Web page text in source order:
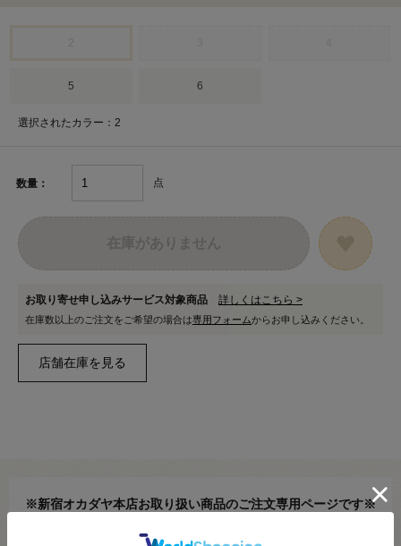
5 6
選択されたカラー：2
数量： 点
お取り寄せ申し込みサービス対象商品 詳しくはこちら >
在庫数以上のご注文をご希望の場合は専用フォームからお申し込みください。
※新宿オカダヤ本店お取り扱い商品のご注文専用ページです※
こちらのページは、店頭にてあらかじめ商品詳細および商品コード